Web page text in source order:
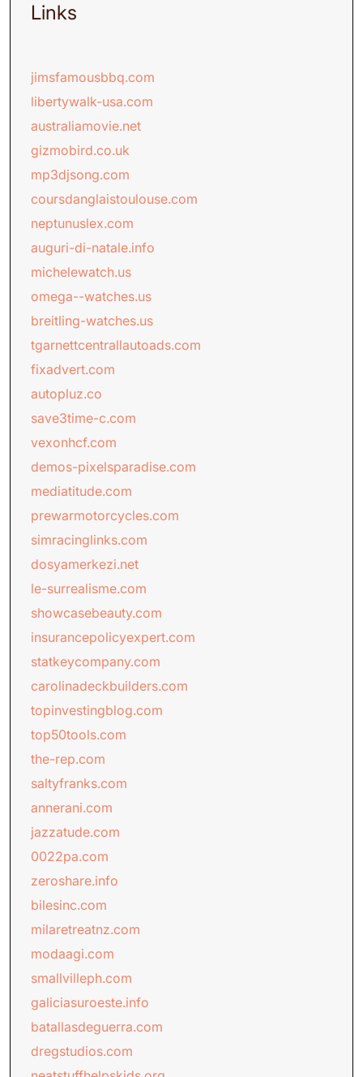
Links
jimsfamousbbq.com
libertywalk-usa.com
australiamovie.net
gizmobird.co.uk
mp3djsong.com
coursdanglaistoulouse.com
neptunuslex.com
auguri-di-natale.info
michelewatch.us
omega--watches.us
breitling-watches.us
tgarnettcentrallautoads.com
fixadvert.com
autopluz.co
save3time-c.com
vexonhcf.com
demos-pixelsparadise.com
mediatitude.com
prewarmotorcycles.com
simracinglinks.com
dosyamerkezi.net
le-surrealisme.com
showcasebeauty.com
insurancepolicyexpert.com
statkeycompany.com
carolinadeckbuilders.com
topinvestingblog.com
top50tools.com
the-rep.com
saltyfranks.com
annerani.com
jazzatude.com
0022pa.com
zeroshare.info
bilesinc.com
milaretreatnz.com
modaagi.com
smallvilleph.com
galiciasuroeste.info
batallasdeguerra.com
dregstudios.com